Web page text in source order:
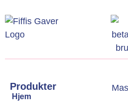
Produkter
Hjem